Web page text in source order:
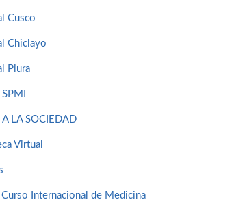
Cusco
Chiclayo
Piura
A LA SOCIEDAD
Virtual
Internacional de Medicina